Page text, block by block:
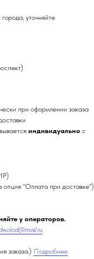
уточняйте
при оформлении заказа
индивидуально с
опция "Оплата при доставке")
у операторов.
заказа.) Подробнее